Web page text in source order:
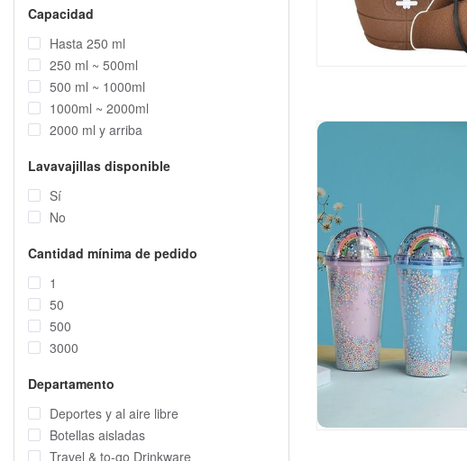
Capacidad
Hasta 250 ml
250 ml ~ 500ml
500 ml ~ 1000ml
1000ml ~ 2000ml
2000 ml y arriba
Lavavajillas disponible
Sí
No
Cantidad mínima de pedido
1
50
500
3000
Departamento
Deportes y al aire libre
Botellas aisladas
Travel & to-go Drinkware